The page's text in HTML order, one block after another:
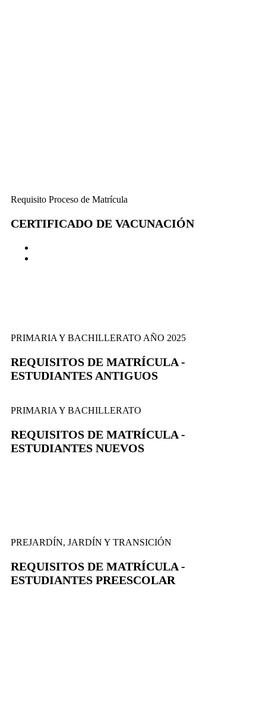
Requisito Proceso de Matrícula
CERTIFICADO DE VACUNACIÓN
PRIMARIA Y BACHILLERATO AÑO 2025
REQUISITOS DE MATRÍCULA -
ESTUDIANTES ANTIGUOS
PRIMARIA Y BACHILLERATO
REQUISITOS DE MATRÍCULA -
ESTUDIANTES NUEVOS
PREJARDÍN, JARDÍN Y TRANSICIÓN
REQUISITOS DE MATRÍCULA -
ESTUDIANTES PREESCOLAR